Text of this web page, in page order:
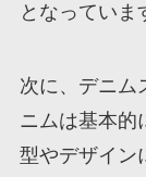
となっていま
次に、デニム
ニムは基本的
型やデザイン